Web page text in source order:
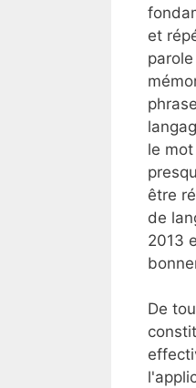
et
le
être
de
2013
De